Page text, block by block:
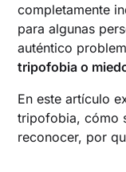
completamente
para algunas
auténtico
tripofobia o
En este artículo
tripofobia, cómo
reconocer, por